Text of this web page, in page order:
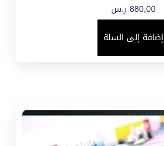
880,00 ر.س
إضافة إلى السلة